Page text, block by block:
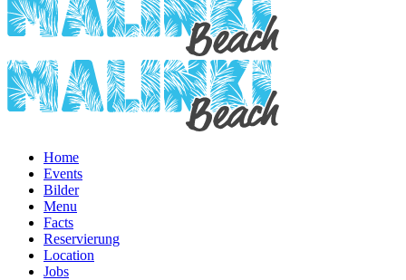
Home
Events
Bilder
Menu
Facts
Reservierung
Location
Jobs